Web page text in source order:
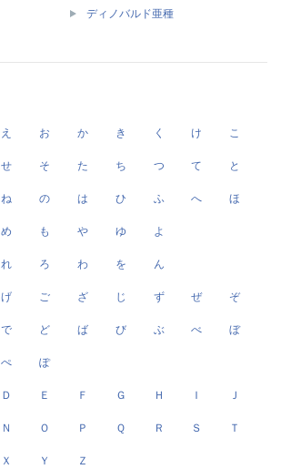
ディノバルド亜種
え お か き く け こ
せ そ た ち つ て と
ね の は ひ ふ へ ほ
め も や ゆ よ
れ ろ わ を ん
げ ご ざ じ ず ぜ ぞ
で ど ば び ぶ べ ぼ
ぺ ぽ
Ｄ Ｅ Ｆ Ｇ Ｈ Ｉ Ｊ
Ｎ Ｏ Ｐ Ｑ Ｒ Ｓ Ｔ
Ｘ Ｙ Ｚ